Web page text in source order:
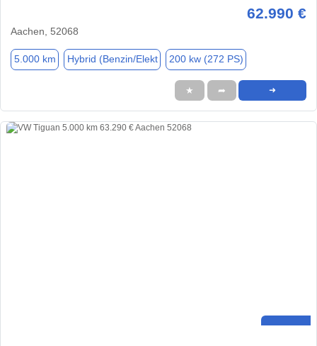
62.990 €
Aachen, 52068
5.000 km Hybrid (Benzin/Elekt 200 kw (272 PS)
★ ➦ ➜